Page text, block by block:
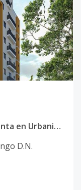
Proyecto de Apartamento en Venta en Urbanización Real
D.N.